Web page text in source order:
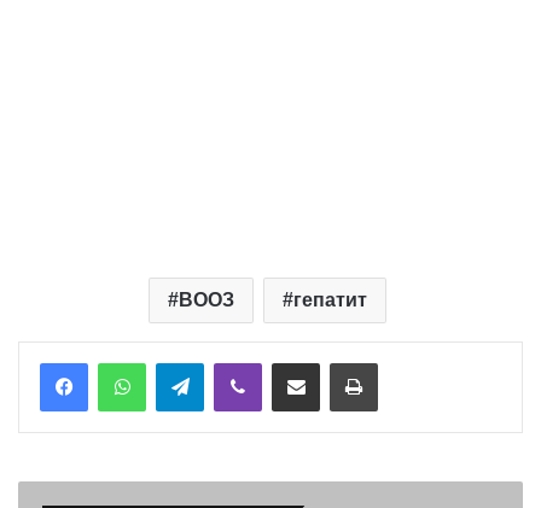
ВООЗ гепатит
TelegramViber Надіслати електронною поштоюНадрукувати